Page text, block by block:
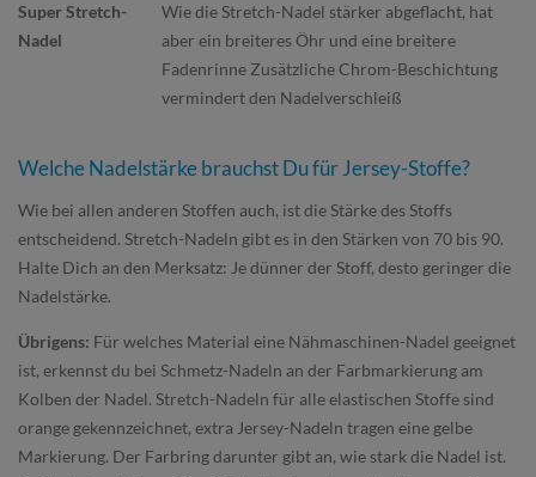
Wie die Stretch-Nadel stärker abgeflacht, hat
aber ein breiteres Öhr und eine breitere
Fadenrinne Zusätzliche Chrom-Beschichtung
vermindert den Nadelverschleiß
Welche Nadelstärke brauchst Du für Jersey-Stoffe?
Wie bei allen anderen Stoffen auch, ist die Stärke des Stoffs
entscheidend. Stretch-Nadeln gibt es in den Stärken von 70 bis 90.
Halte Dich an den Merksatz: Je dünner der Stoff, desto geringer die
Nadelstärke.
Übrigens: Für welches Material eine Nähmaschinen-Nadel geeignet
ist, erkennst du bei Schmetz-Nadeln an der Farbmarkierung am
Kolben der Nadel. Stretch-Nadeln für alle elastischen Stoffe sind
orange gekennzeichnet, extra Jersey-Nadeln tragen eine gelbe
Markierung. Der Farbring darunter gibt an, wie stark die Nadel ist.